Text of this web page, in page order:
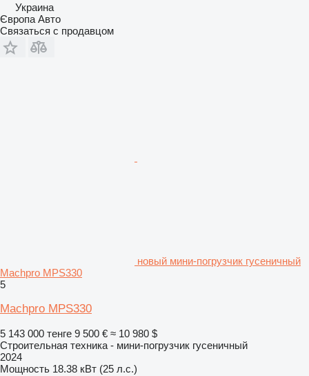
Украина
Європа Авто
Связаться с продавцом
новый мини-погрузчик гусеничный
Machpro MPS330
5
Machpro MPS330
5 143 000 тенге 9 500 € ≈ 10 980 $
Строительная техника - мини-погрузчик гусеничный
2024
Мощность 18.38 кВт (25 л.с.)